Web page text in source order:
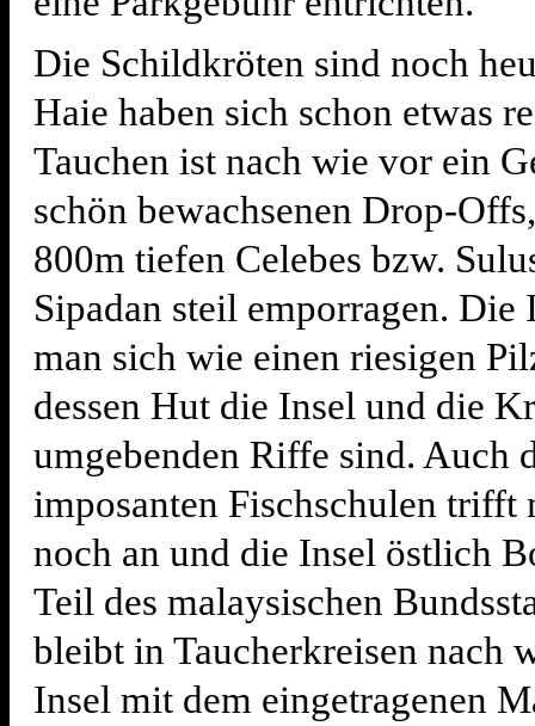
Die Schildkröten sind noch
Haie haben sich schon etwas
Tauchen ist nach wie vor ein
schön bewachsenen Drop-
800m tiefen Celebes bzw.
Sipadan steil emporragen. Die
man sich wie einen riesigen
dessen Hut die Insel und die
umgebenden Riffe sind. Auch
imposanten Fischschulen trifft
noch an und die Insel östlich
Teil des malaysischen
bleibt in Taucherkreisen nach
Insel mit dem eingetragenen